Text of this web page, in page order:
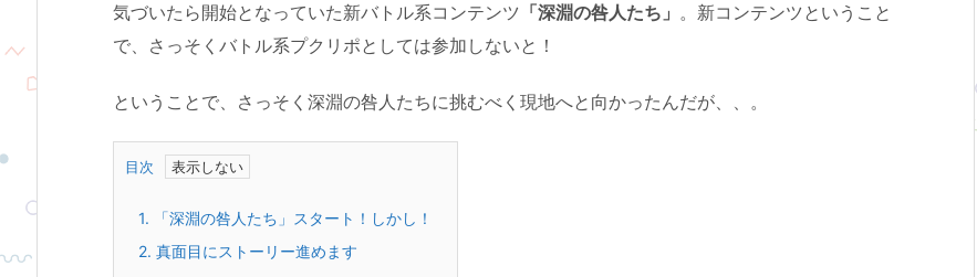
気づいたら開始となっていた新バトル系コンテンツ 「深淵の咎人たち」 。新コンテンツということ
で、さっそくバトル系プクリポとしては参加しないと！
ということで、さっそく深淵の咎人たちに挑むべく現地へと向かったんだが、、。
目次
1. 「深淵の咎人たち」スタート！しかし！
2. 真面目にストーリー進めます